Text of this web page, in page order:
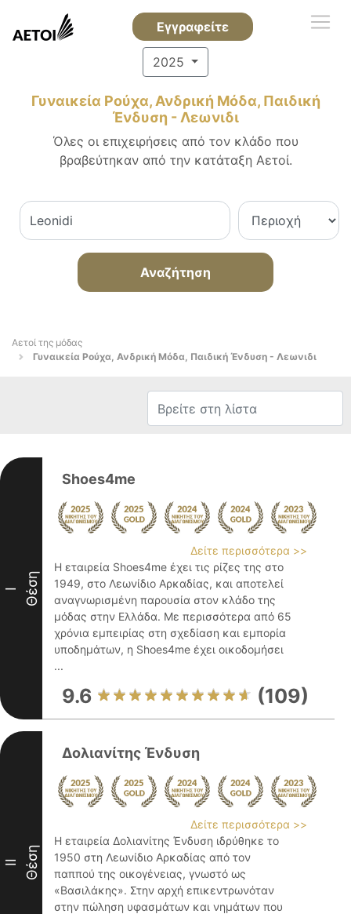
Εγγραφείτε
2025
Γυναικεία Ρούχα, Ανδρική Μόδα, Παιδική
Ένδυση - Λεωνιδι
Όλες οι επιχειρήσεις από τον κλάδο που
βραβεύτηκαν από την κατάταξη Αετοί.
Αναζήτηση
Αετοί της μόδας
Γυναικεία Ρούχα, Ανδρική Μόδα, Παιδική Ένδυση - Λεωνιδι
I Θέση
Shoes4me
Δείτε περισσότερα >>
Η εταιρεία Shoes4me έχει τις ρίζες της στο
1949, στο Λεωνίδιο Αρκαδίας, και αποτελεί
αναγνωρισμένη παρουσία στον κλάδο της
μόδας στην Ελλάδα. Με περισσότερα από 65
χρόνια εμπειρίας στη σχεδίαση και εμπορία
υποδημάτων, η Shoes4me έχει οικοδομήσει
...
9.6 (109)
II Θέση
Δολιανίτης Ένδυση
Δείτε περισσότερα >>
Η εταιρεία Δολιανίτης Ένδυση ιδρύθηκε το
1950 στη Λεωνίδιο Αρκαδίας από τον
παππού της οικογένειας, γνωστό ως
«Βασιλάκης». Στην αρχή επικεντρωνόταν
στην πώληση υφασμάτων και νημάτων που